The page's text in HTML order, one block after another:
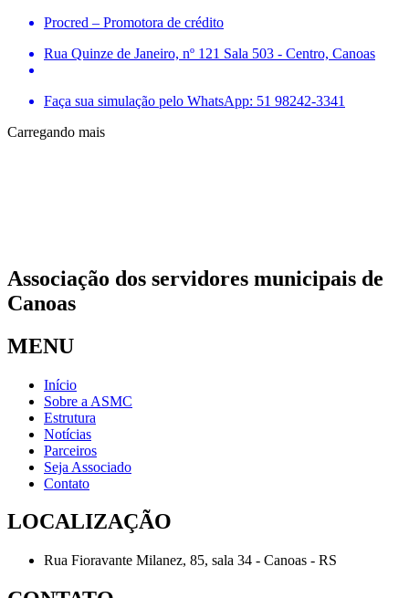
Procred – Promotora de crédito
Rua Quinze de Janeiro, nº 121 Sala 503 - Centro, Canoas
Faça sua simulação pelo WhatsApp: 51 98242-3341
Carregando mais
Associação dos servidores municipais de
Canoas
MENU
Início
Sobre a ASMC
Estrutura
Notícias
Parceiros
Seja Associado
Contato
LOCALIZAÇÃO
Rua Fioravante Milanez, 85, sala 34 - Canoas - RS